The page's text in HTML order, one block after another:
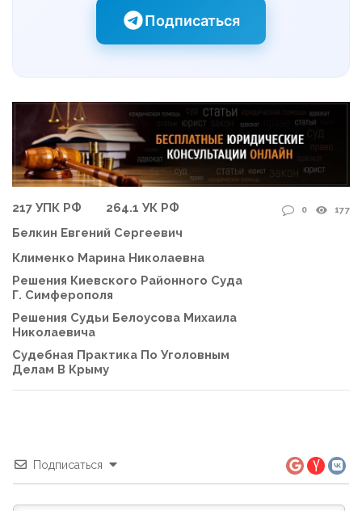
Подписаться
217 УПК РФ
264.1 УК РФ
Белкин Евгений Сергеевич
Клименко Марина Николаевна
Решения Киевского Районного Суда
Г. Симферополя
Решения Судьи Белоусова Михаила
Николаевича
Судебная Практика По Уголовным
Делам В Крыму
0 177
Подписаться